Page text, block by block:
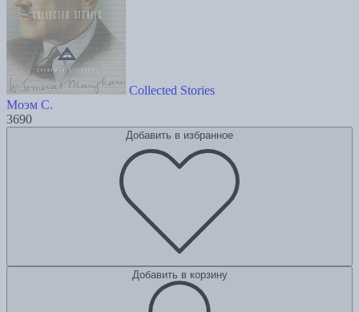
Collected Stories
Моэм С.
3690
Добавить в избранное
Добавить в корзину